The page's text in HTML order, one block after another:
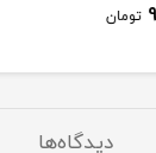
تومان
دیدگاه‌ها